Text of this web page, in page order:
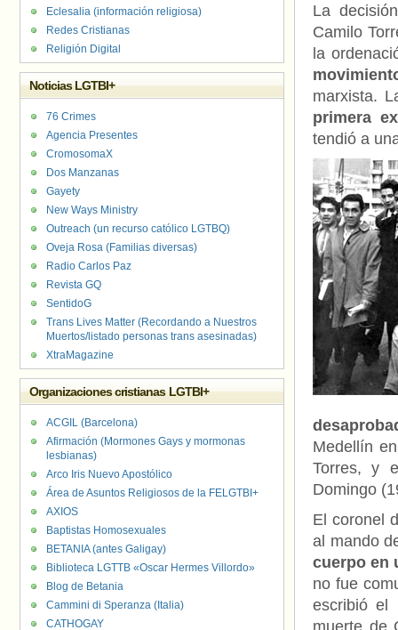
La
Camilo
la
marxista.
primera
tendió a
Medellín
Torres, y
Domingo
El coronel
al mando
cuerpo en
no fue
escribió el
muerte de
Eclesalia (información religiosa)
Redes Cristianas
Religión Digital
Noticias LGTBI+
76 Crimes
Agencia Presentes
CromosomaX
Dos Manzanas
Gayety
New Ways Ministry
Outreach (un recurso católico LGTBQ)
Oveja Rosa (Familias diversas)
Radio Carlos Paz
Revista GQ
SentidoG
Trans Lives Matter (Recordando a Nuestros
Muertos/listado personas trans asesinadas)
XtraMagazine
Organizaciones cristianas LGTBI+
ACGIL (Barcelona)
Afirmación (Mormones Gays y mormonas
lesbianas)
Arco Iris Nuevo Apostólico
Área de Asuntos Religiosos de la FELGTBI+
AXIOS
Baptistas Homosexuales
BETANIA (antes Galigay)
Biblioteca LGTTB «Oscar Hermes Villordo»
Blog de Betania
Cammini di Speranza (Italia)
CATHOGAY